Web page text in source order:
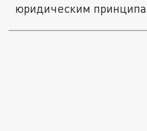
юридическим